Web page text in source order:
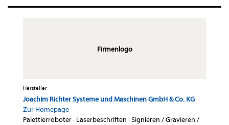
Firmenlogo
Hersteller
Joachim Richter Systeme und Maschinen GmbH & Co. KG
Zur Homepage
Palettierroboter· Laserbeschriften ·Signieren / Gravieren /